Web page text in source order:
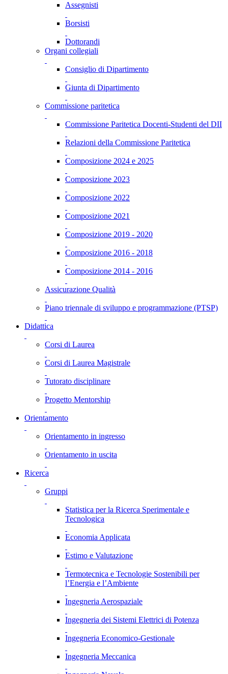
Assegnisti
Borsisti
Dottorandi
Organi collegiali
Consiglio di Dipartimento
Giunta di Dipartimento
Commissione paritetica
Commissione Paritetica Docenti-Studenti del DII
Relazioni della Commissione Paritetica
Composizione 2024 e 2025
Composizione 2023
Composizione 2022
Composizione 2021
Composizione 2019 - 2020
Composizione 2016 - 2018
Composizione 2014 - 2016
Assicurazione Qualità
Piano triennale di sviluppo e programmazione (PTSP)
Didattica
Corsi di Laurea
Corsi di Laurea Magistrale
Tutorato disciplinare
Progetto Mentorship
Orientamento
Orientamento in ingresso
Orientamento in uscita
Ricerca
Gruppi
Statistica per la Ricerca Sperimentale e
Tecnologica
Economia Applicata
Estimo e Valutazione
Termotecnica e Tecnologie Sostenibili per
l’Energia e l’Ambiente
Ingegneria Aerospaziale
Ingegneria dei Sistemi Elettrici di Potenza
Ingegneria Economico-Gestionale
Ingegneria Meccanica